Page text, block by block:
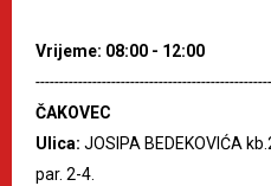
Vrijeme: 08:00 - 12:00
ČAKOVEC
Ulica: JOSIPA BEDEKOVIĆA
par. 2-4.